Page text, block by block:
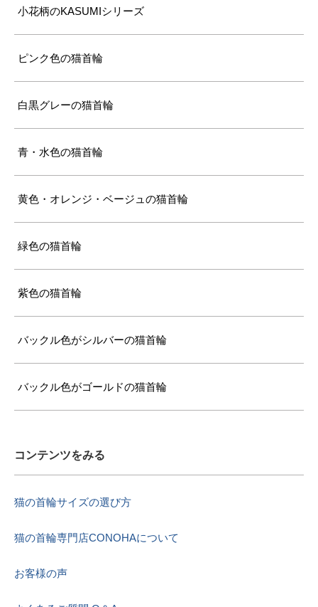
小花柄のKASUMIシリーズ
ピンク色の猫首輪
白黒グレーの猫首輪
青・水色の猫首輪
黄色・オレンジ・ベージュの猫首輪
緑色の猫首輪
紫色の猫首輪
バックル色がシルバーの猫首輪
バックル色がゴールドの猫首輪
コンテンツをみる
猫の首輪サイズの選び方
猫の首輪専門店CONOHAについて
お客様の声